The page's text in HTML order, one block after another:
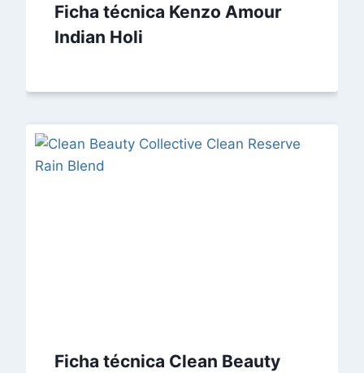
Ficha técnica Kenzo Amour
Indian Holi
Ficha técnica Clean Beauty